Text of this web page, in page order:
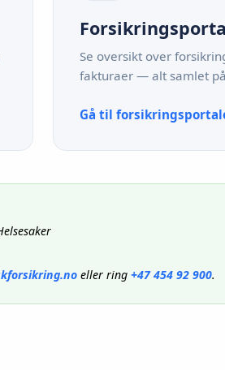
Se oversikt over
fakturaer — alt samlet
Gå til
eller ring +47 454 92 900.